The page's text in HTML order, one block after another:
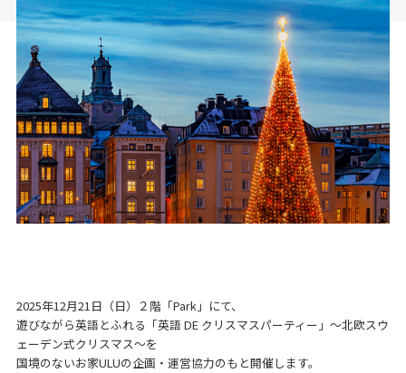
2025年12月21日（日）２階「Park」にて、
遊びながら英語とふれる「英語 DE クリスマスパーティー」～北欧スウ
ェーデン式クリスマス～を
国境のないお家ULUの企画・運営協力のもと開催します。